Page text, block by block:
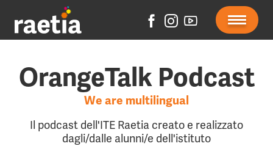
OrangeTalk Podcast
We are multilingual
Il podcast dell'ITE Raetia creato e realizzato
dagli/dalle alunni/e dell'istituto